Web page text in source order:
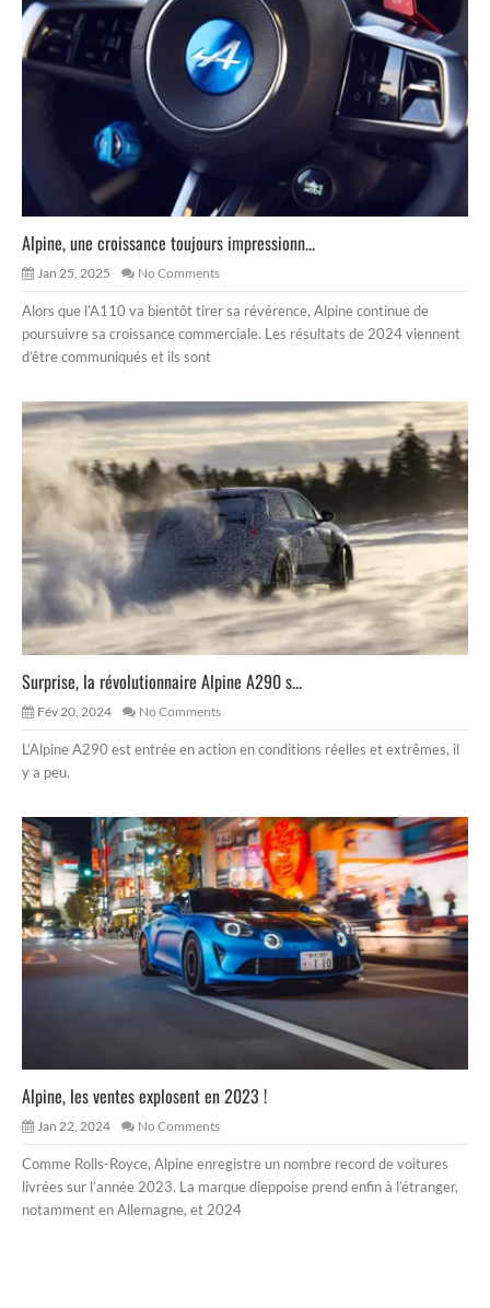
Alpine, une croissance toujours impressionn...
Jan 25, 2025 No Comments
Alors que l’A110 va bientôt tirer sa révérence, Alpine continue de
poursuivre sa croissance commerciale. Les résultats de 2024 viennent
d’être communiqués et ils sont
Surprise, la révolutionnaire Alpine A290 s...
Fév 20, 2024 No Comments
L’Alpine A290 est entrée en action en conditions réelles et extrêmes, il
y a peu.
Alpine, les ventes explosent en 2023 !
Jan 22, 2024 No Comments
Comme Rolls-Royce, Alpine enregistre un nombre record de voitures
livrées sur l’année 2023. La marque dieppoise prend enfin à l’étranger,
notamment en Allemagne, et 2024